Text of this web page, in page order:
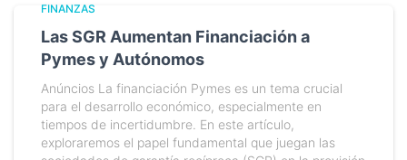
FINANZAS
Las SGR Aumentan Financiación a
Pymes y Autónomos
Anúncios La financiación Pymes es un tema crucial
para el desarrollo económico, especialmente en
tiempos de incertidumbre. En este artículo,
exploraremos el papel fundamental que juegan las